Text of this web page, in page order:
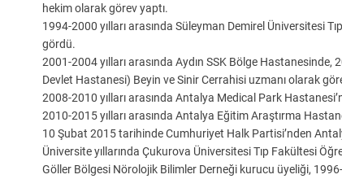
hekim olarak görev yaptı.
1994-2000 yılları arasında Süleyman Demirel Üniversitesi
gördü.
2001-2004 yılları arasında Aydın SSK Bölge
Devlet Hastanesi) Beyin ve Sinir Cerrahisi uzmanı olarak
2008-2010 yılları arasında Antalya Medical Park
2010-2015 yılları arasında Antalya Eğitim Araştırma
10 Şubat 2015 tarihinde Cumhuriyet Halk Partisi’nden
Üniversite yıllarında Çukurova Üniversitesi Tıp Fakültesi
Göller Bölgesi Nörolojik Bilimler Derneği kurucu üyeliği,